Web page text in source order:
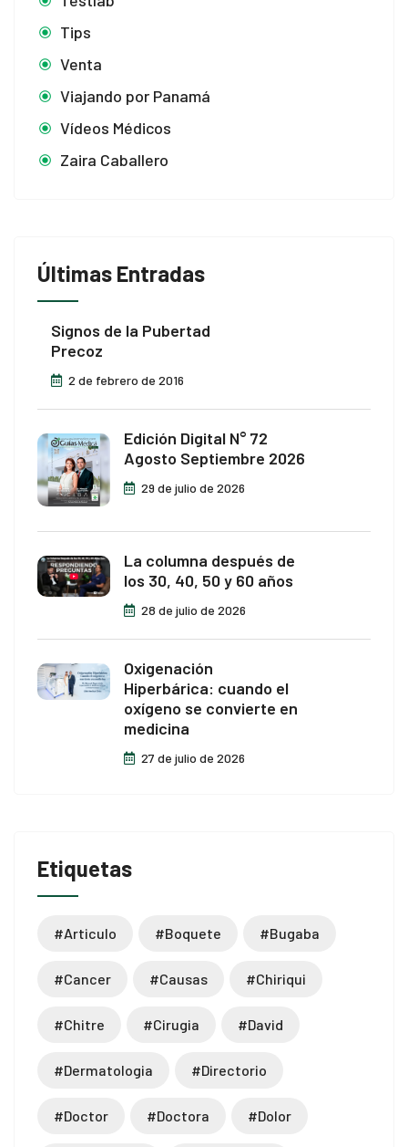
Tips
Venta
Viajando por Panamá
Vídeos Médicos
Zaira Caballero
Últimas Entradas
Signos de la Pubertad
Precoz
2 de febrero de 2016
Edición Digital N° 72
Agosto Septiembre 2026
29 de julio de 2026
La columna después de
los 30, 40, 50 y 60 años
28 de julio de 2026
Oxigenación
Hiperbárica: cuando el
oxígeno se convierte en
medicina
27 de julio de 2026
Etiquetas
#articulo #boquete #bugaba
#cancer #causas #chiriqui
#chitre #cirugia #david
#dermatologia #directorio
#doctor #doctora #dolor